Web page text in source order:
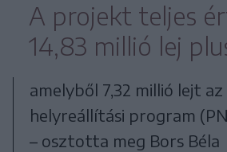
A projekt teljes
14,83 millió lej
amelyből 7,32 millió lejt
helyreállítási program
– osztotta meg Bors Béla